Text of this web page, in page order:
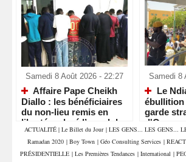
Samedi 8 Août 2026 - 22:27
Affaire Pape Cheikh
Diallo : les bénéficiaires
du non-lieu remis en
liberté malgré l’appel du
parquet
Samedi 8
Le
ébullition
garde
Louga
ACTUALITÉ | Le Billet du Jour | LES GENS... LES GENS...
Ramadan 2020 | Boy Town | Géo Consulting Services |
PRÉSIDENTIELLE | Les Premières Tendances | International |